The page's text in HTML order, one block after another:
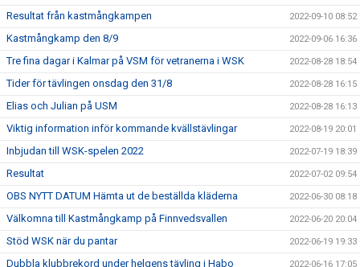
Resultat från kastmångkampen 2022-09-10 08:52
Kastmångkamp den 8/9 2022-09-06 16:36
Tre fina dagar i Kalmar på VSM för vetranerna i WSK 2022-08-28 18:54
Tider för tävlingen onsdag den 31/8 2022-08-28 16:15
Elias och Julian på USM 2022-08-28 16:13
Viktig information inför kommande kvällstävlingar 2022-08-19 20:01
Inbjudan till WSK-spelen 2022 2022-07-19 18:39
Resultat 2022-07-02 09:54
OBS NYTT DATUM Hämta ut de beställda kläderna 2022-06-30 08:18
Välkomna till Kastmångkamp på Finnvedsvallen 2022-06-20 20:04
Stöd WSK när du pantar 2022-06-19 19:33
Dubbla klubbrekord under helgens tävling i Habo 2022-06-16 17:05